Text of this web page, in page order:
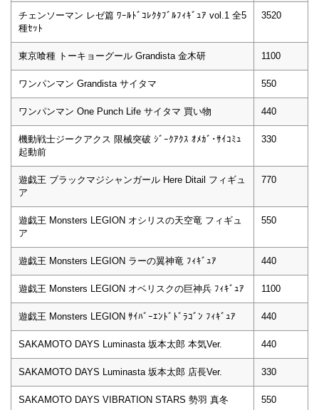
チェンソーマン レゼ篇 ﾜｰﾙﾄﾞｺﾚｸﾀﾌﾞﾙﾌｨｷﾞｭｱ vol.1 全5
種ｾｯﾄ
3520
東京喰種 トーキョーグール Grandista 金木研 1100
ワンパンマン Grandista サイタマ 550
ワンパンマン One Punch Life サイタマ 買い物 440
機動戦士ジークアクス 限械突破 ｼﾞｰｸｱｸｽ ｵﾒｶﾞ･ｻｲｺﾐｭ
起動前
330
遊戯王 ブラックマジシャンガール Here Ditail フィギュ
ア
770
遊戯王 Monsters LEGION オシリスの天空竜 フィギュ
ア
550
遊戯王 Monsters LEGION ラーの翼神竜 ﾌｨｷﾞｭｱ 440
遊戯王 Monsters LEGION オベリスクの巨神兵 ﾌｨｷﾞｭｱ 1100
遊戯王 Monsters LEGION ｻｲﾊﾞｰｴﾝﾄﾞﾄﾞﾗｺﾞﾝ ﾌｨｷﾞｭｱ 440
SAKAMOTO DAYS Luminasta 坂本太郎 本気Ver. 440
SAKAMOTO DAYS Luminasta 坂本太郎 店長Ver. 330
SAKAMOTO DAYS VIBRATION STARS 勢羽 真冬 550